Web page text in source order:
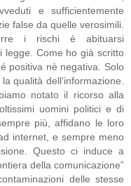
e sufficientemente
false da quelle verosimili.
i rischi è abituarsi
legge. Come ho già scritto
positiva nè negativa. Solo
qualità dell’informazione.
notato il ricorso alla
uomini politici e di
più, affidano le loro
internet, e sempre meno
Questo ci induce a
della comunicazione”
delle stesse